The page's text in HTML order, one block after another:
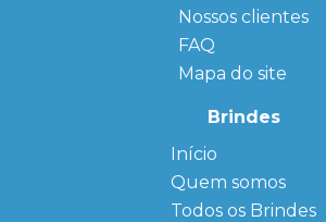
Nossos clientes
FAQ
Mapa do site
Brindes
Início
Quem somos
← Back
FAQ
Sitemap
Todos os Brindes
← Back
Agendas
Personalizadas